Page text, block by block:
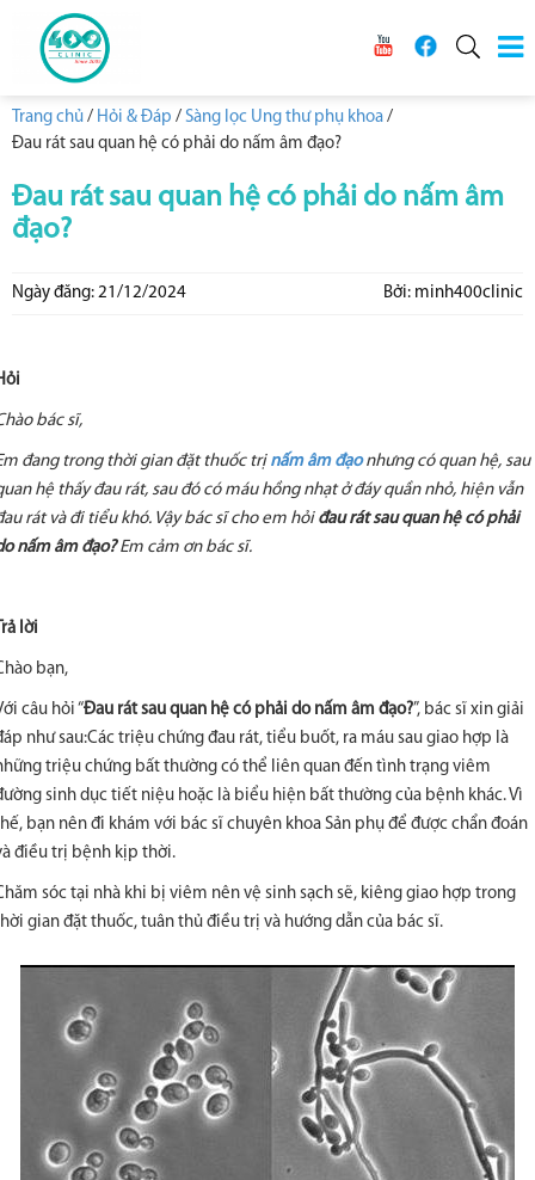
Trang chủ / Hỏi & Đáp / Sàng lọc Ung thư phụ khoa /
Đau rát sau quan hệ có phải do nấm âm đạo?
Đau rát sau quan hệ có phải do nấm âm
đạo?
Ngày đăng: 21/12/2024 Bởi: minh400clinic
bác sĩ,
đang trong thời gian đặt thuốc trị nấm âm đạonhưng có quan hệ, sau
hệ thấy đau rát, sau đó có máu hồng nhạt ở đáy quần nhỏ, hiện vẫn
rát và đi tiểu khó. Vậy bác sĩ cho em hỏi đau rát sau quan hệ có phải
nấm âm đạo? Em cảm ơn bác sĩ.
lời
bạn,
câu hỏi “Đau rát sau quan hệ có phải do nấm âm đạo?”, bác sĩ xin giải
như sau:Các triệu chứng đau rát, tiểu buốt, ra máu sau giao hợp là
triệu chứng bất thường có thể liên quan đến tình trạng viêm
sinh dục tiết niệu hoặc là biểu hiện bất thường của bệnh khác. Vì
bạn nên đi khám với bác sĩ chuyên khoa Sản phụ để được chẩn đoán
điều trị bệnh kịp thời.
sóc tại nhà khi bị viêm nên vệ sinh sạch sẽ, kiêng giao hợp trong
gian đặt thuốc, tuân thủ điều trị và hướng dẫn của bác sĩ.